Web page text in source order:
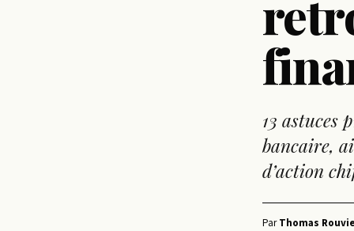
13 astuces
bancaire,
d’action
ParThomas